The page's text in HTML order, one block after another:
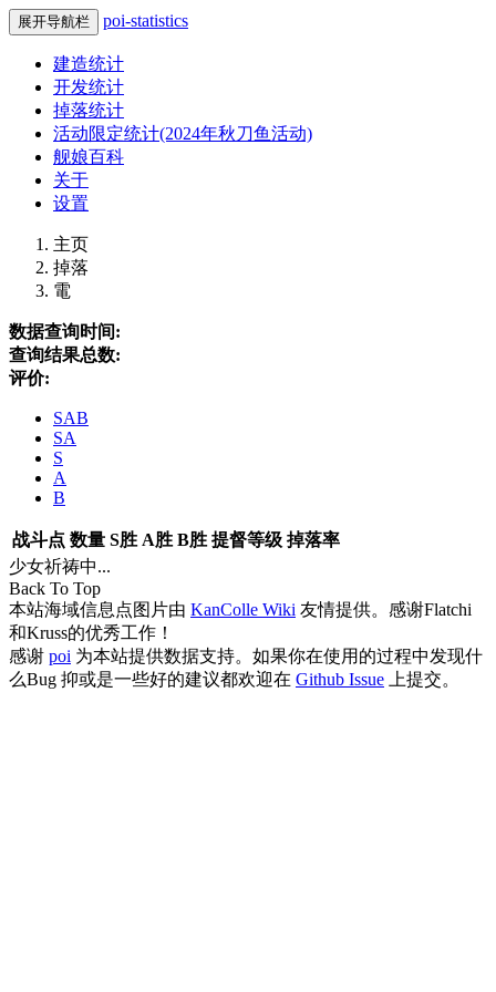
展开导航栏 poi-statistics
建造统计
开发统计
掉落统计
活动限定统计(2024年秋刀鱼活动)
舰娘百科
关于
设置
主页
掉落
電
数据查询时间:
查询结果总数:
评价:
SAB
SA
S
A
B
战斗点 数量 S胜 A胜 B胜 提督等级 掉落率
少女祈祷中...
Back To Top
本站海域信息点图片由 KanColle Wiki 友情提供。感谢Flatchi
和Kruss的优秀工作！
感谢 poi 为本站提供数据支持。如果你在使用的过程中发现什
么Bug 抑或是一些好的建议都欢迎在 Github Issue 上提交。